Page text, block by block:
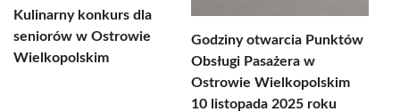
Kulinarny konkurs dla
seniorów w Ostrowie
Wielkopolskim
Godziny otwarcia Punktów
Obsługi Pasażera w
Ostrowie Wielkopolskim
10 listopada 2025 roku